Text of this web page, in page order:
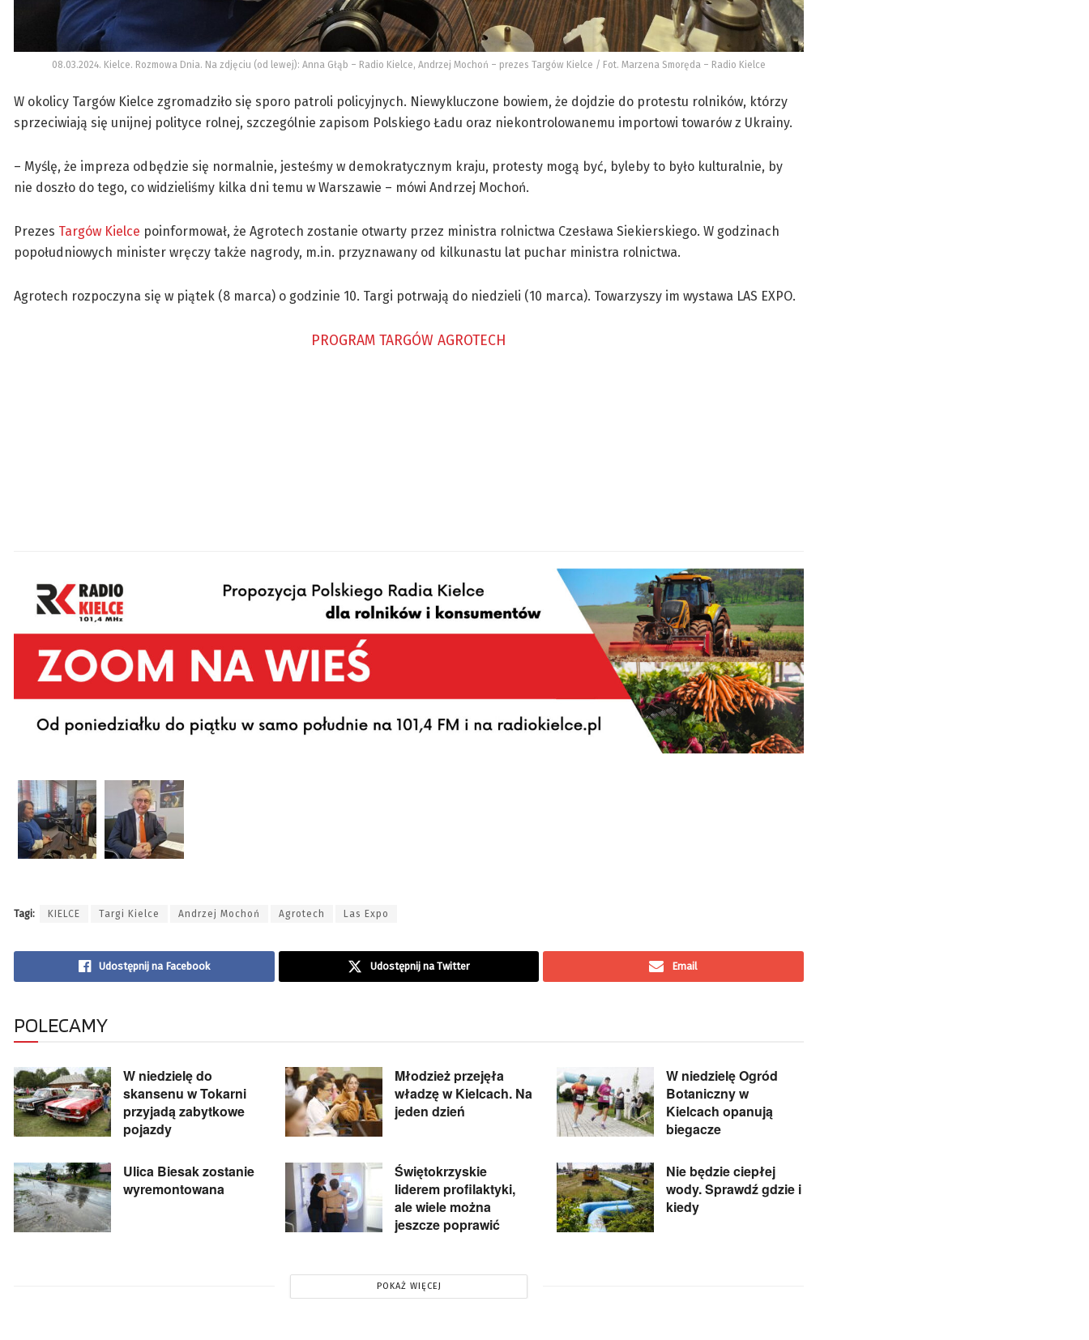
08.03.2024. Kielce. Rozmowa Dnia. Na zdjęciu (od lewej): Anna Głąb – Radio Kielce, Andrzej Mochoń – prezes Targów Kielce / Fot. Marzena Smoręda – Radio Kielce
W okolicy Targów Kielce zgromadziło się sporo patroli policyjnych. Niewykluczone bowiem, że dojdzie do protestu rolników, którzy
sprzeciwiają się unijnej polityce rolnej, szczególnie zapisom Polskiego Ładu oraz niekontrolowanemu importowi towarów z Ukrainy.
– Myślę, że impreza odbędzie się normalnie, jesteśmy w demokratycznym kraju, protesty mogą być, byleby to było kulturalnie, by
nie doszło do tego, co widzieliśmy kilka dni temu w Warszawie – mówi Andrzej Mochoń.
Prezes Targów Kielce poinformował, że Agrotech zostanie otwarty przez ministra rolnictwa Czesława Siekierskiego. W godzinach
popołudniowych minister wręczy także nagrody, m.in. przyznawany od kilkunastu lat puchar ministra rolnictwa.
Agrotech rozpoczyna się w piątek (8 marca) o godzinie 10. Targi potrwają do niedzieli (10 marca). Towarzyszy im wystawa LAS EXPO.
PROGRAM TARGÓW AGROTECH
Tagi: KIELCE Targi Kielce Andrzej Mochoń Agrotech Las Expo
Udostępnij na Facebook Udostępnij na Twitter Email
POLECAMY
W niedzielę do
skansenu w Tokarni
przyjadą zabytkowe
pojazdy
Młodzież przejęła
władzę w Kielcach. Na
jeden dzień
W niedzielę Ogród
Botaniczny w
Kielcach opanują
biegacze
Ulica Biesak zostanie
wyremontowana
Świętokrzyskie
liderem profilaktyki,
ale wiele można
jeszcze poprawić
Nie będzie ciepłej
wody. Sprawdź gdzie i
kiedy
POKAŻ WIĘCEJ